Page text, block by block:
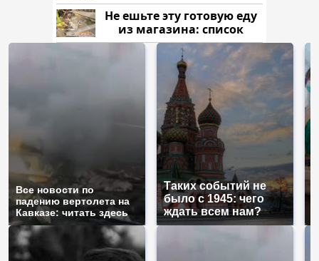
Не ешьте эту готовую еду
из магазина: список
Все новости по
падению вертолета на
Кавказе: читать здесь
Таких событий не
было с 1945: чего
ждать всем нам?